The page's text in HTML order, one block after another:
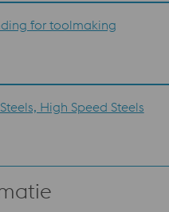
for toolmaking
High Speed Steels